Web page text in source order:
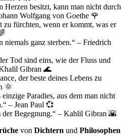
Herzen besitzt, kann man nicht durch
Wolfgang von Goethe 🌹
zu fürchten, wenn er kommt, was er
niemals ganz sterben.“ – Friedrich
Tod sind eins, wie der Fluss und
Gibran 🌊
der beste deines Lebens zu
🌞
Paradies, aus dem man nicht
– Jean Paul 💞
der Begegnung.“ – Kahlil Gibran 🌇
von Dichtern und Philosophen